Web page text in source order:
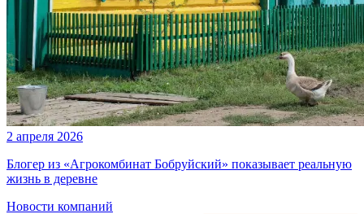
2 апреля 2026
Блогер из «Агрокомбинат Бобруйский» показывает реальную
жизнь в деревне
Новости компаний